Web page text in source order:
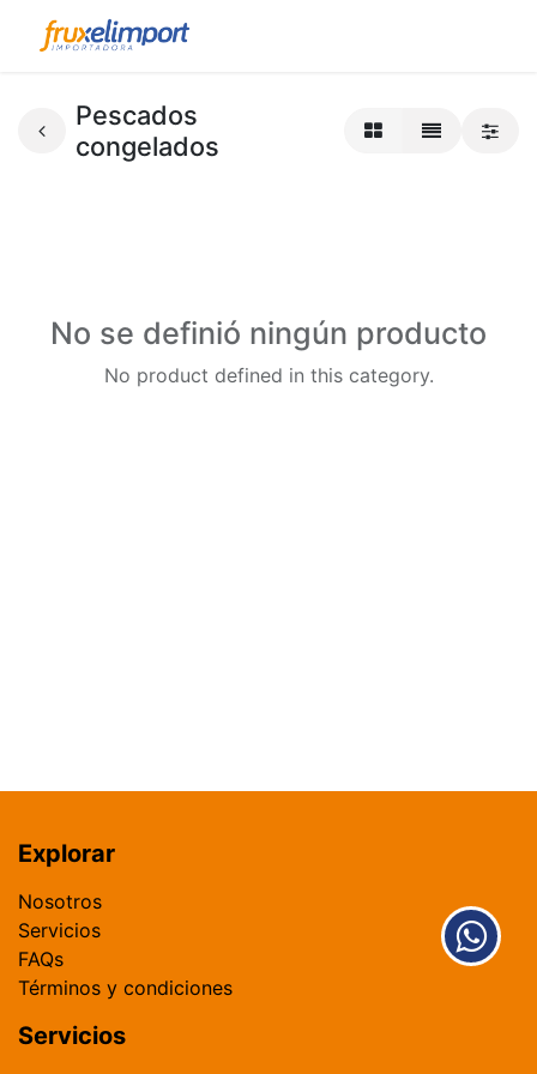
Pescados
congelados
No se definió ningún producto
No product defined in this category.
Explorar
​Nosotros​​
Servicios
FAQs
​Términos y condiciones
Servicios